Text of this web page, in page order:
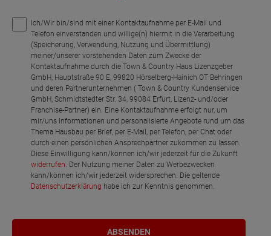
Ich/Wir bin/sind mit einer Kontaktaufnahme per E-Mail und
Telefon einverstanden und willige(n) hiermit in die Verarbeitung
(Speicherung, Verwendung, Nutzung und Übermittlung)
meiner/unserer vorstehenden Daten zum Zwecke der
Kontaktaufnahme durch die Town & Country Haus Lizenzgeber
GmbH, Hauptstraße 90 E, 99820 Hörselberg-Hainich OT Behringen
und deren Partnerunternehmen ( Town & Country Kundenservice
GmbH, Schmidtstedter Str. 34, 99084 Erfurt, Lizenz- und/oder
Franchise-Partner) ein. Eine Kontaktaufnahme erfolgt nur, um
mir/uns Informationen und personalisierte Angebote rund um das
Thema Hausbau per Brief, per E-Mail, per Telefon, per Chat oder
durch einen persönlichen Ansprechpartner zukommen zu lassen.
Diese Einwilligung kann/können ich/wir jederzeit für die Zukunft
widerrufen. Der Nutzung meiner Daten zu Werbezwecken
kann/können ich/wir jederzeit widersprechen. Die geltende
Datenschutzerklärung habe ich zur Kenntnis genommen.